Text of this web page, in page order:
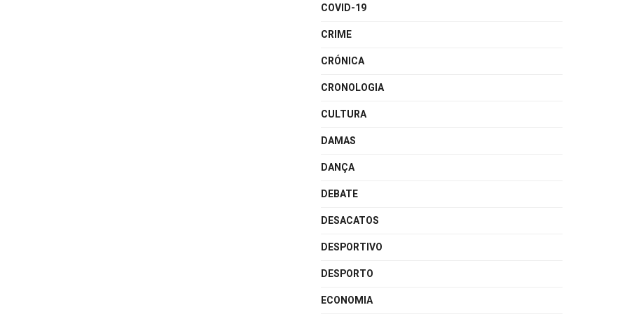
COVID-19
CRIME
CRÓNICA
CRONOLOGIA
CULTURA
DAMAS
DANÇA
DEBATE
DESACATOS
DESPORTIVO
DESPORTO
ECONOMIA